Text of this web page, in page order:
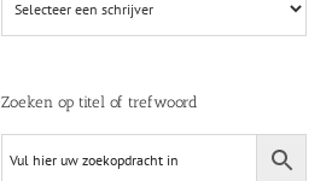
Zoeken op titel of trefwoord